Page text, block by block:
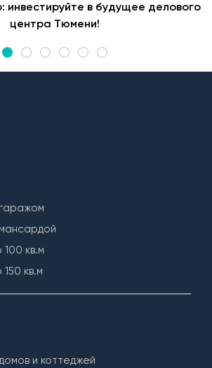
инвестируйте в будущее делового
центра Тюмени!
100 кв.м
кв.м
и коттеджей